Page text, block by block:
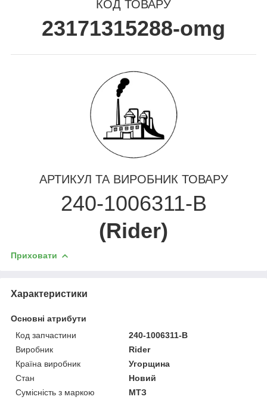
КОД ТОВАРУ
23171315288-omg
АРТИКУЛ ТА ВИРОБНИК ТОВАРУ
240-1006311-В
(Rider)
Приховати
Характеристики
Основні атрибути
Код запчастини
240-1006311-В
Виробник
Rider
Країна виробник
Угорщина
Стан
Новий
Сумісність з маркою
МТЗ